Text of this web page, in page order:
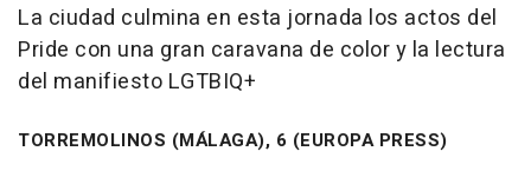
La ciudad culmina en esta jornada los actos del
Pride con una gran caravana de color y la lectura
del manifiesto LGTBIQ+
TORREMOLINOS (MÁLAGA), 6 (EUROPA PRESS)